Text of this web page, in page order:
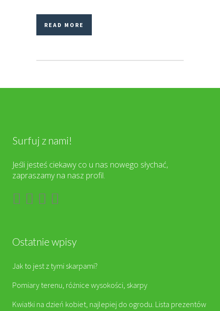
READ MORE
Surfuj z nami!
Jeśli jesteś ciekawy co u nas nowego słychać,
zapraszamy na nasz profil.
Ostatnie wpisy
Jak to jest z tymi skarpami?
Pomiary terenu, różnice wysokości, skarpy
Kwiatki na dzień kobiet, najlepiej do ogrodu. Lista prezentów